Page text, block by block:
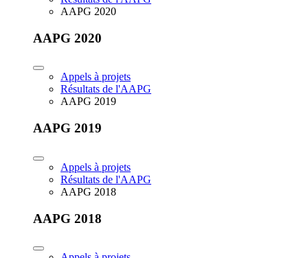
AAPG 2020
AAPG 2020
Appels à projets
Résultats de l'AAPG
AAPG 2019
AAPG 2019
Appels à projets
Résultats de l'AAPG
AAPG 2018
AAPG 2018